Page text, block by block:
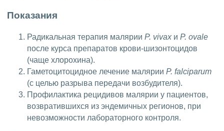
Показания
Радикальная терапия малярии P. vivax и P. ovale
после курса препаратов крови-шизонтоцидов
(чаще хлорохина).
Гаметоцитоцидное лечение малярии P. falciparum
(с целью разрыва передачи возбудителя).
Профилактика рецидивов малярии у пациентов,
возвратившихся из эндемичных регионов, при
невозможности лабораторного контроля.